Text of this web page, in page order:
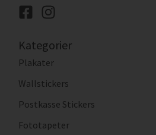
Kategorier
Plakater
Wallstickers
Postkasse Stickers
Fototapeter